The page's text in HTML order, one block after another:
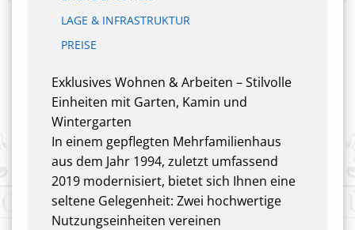
LAGE & INFRASTRUKTUR
PREISE
Exklusives Wohnen & Arbeiten – Stilvolle
Einheiten mit Garten, Kamin und
Wintergarten
In einem gepflegten Mehrfamilienhaus
aus dem Jahr 1994, zuletzt umfassend
2019 modernisiert, bietet sich Ihnen eine
seltene Gelegenheit: Zwei hochwertige
Nutzungseinheiten vereinen